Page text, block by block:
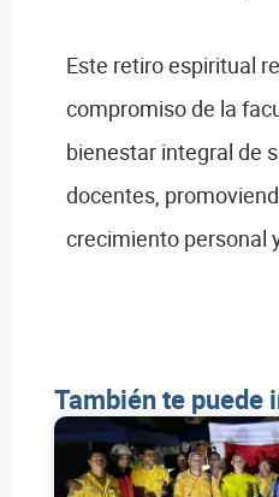
Este retiro espiritual
compromiso de la
bienestar integral de
docentes,
crecimiento personal
También te puede